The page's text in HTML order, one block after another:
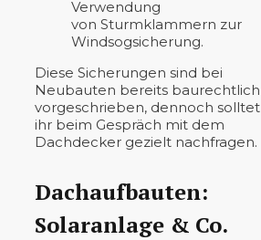
Verwendung
von Sturmklammern zur
Windsogsicherung.
Diese Sicherungen sind bei
Neubauten bereits baurechtlich
vorgeschrieben, dennoch solltet
ihr beim Gespräch mit dem
Dachdecker gezielt nachfragen.
Dachaufbauten:
Solaranlage & Co.